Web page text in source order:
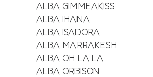
ALBA GIMMEAKISS
ALBA IHANA
ALBA ISADORA
ALBA MARRAKESH
ALBA OH LA LA
ALBA ORBISON